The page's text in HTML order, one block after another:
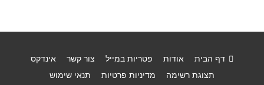
דף הבית אודות פטריות במייל צור קשר
אינדקס
תצוגת רשימה
מדיניות פרטיות
תנאי שימוש